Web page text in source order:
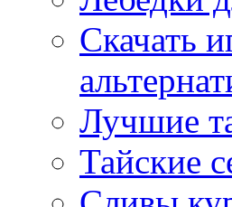
Скачать
Лучшие
Тайские